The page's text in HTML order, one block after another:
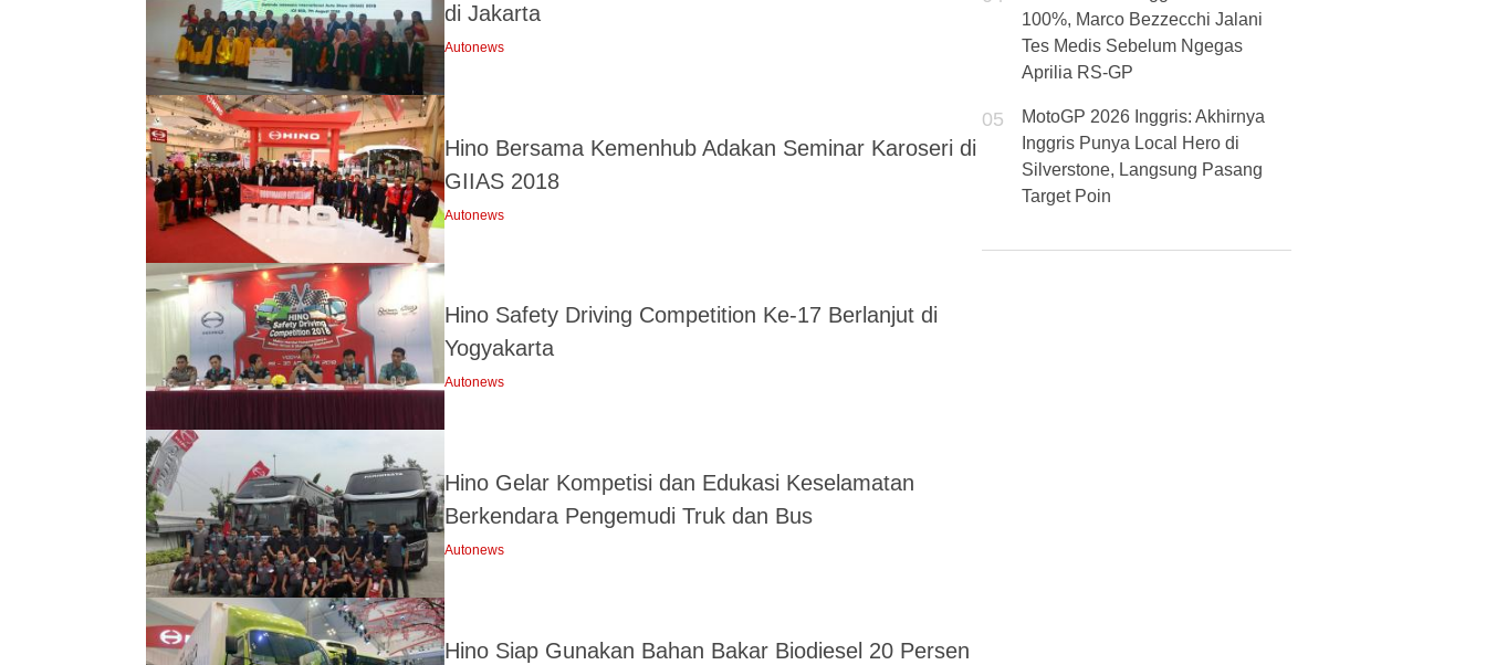
di Jakarta
Autonews
Hino Bersama Kemenhub Adakan Seminar Karoseri di
GIIAS 2018
Autonews
Hino Safety Driving Competition Ke-17 Berlanjut di
Yogyakarta
Autonews
Hino Gelar Kompetisi dan Edukasi Keselamatan
Berkendara Pengemudi Truk dan Bus
Autonews
Hino Siap Gunakan Bahan Bakar Biodiesel 20 Persen
100%, Marco Bezzecchi Jalani
Tes Medis Sebelum Ngegas
Aprilia RS-GP
05
MotoGP 2026 Inggris: Akhirnya
Inggris Punya Local Hero di
Silverstone, Langsung Pasang
Target Poin